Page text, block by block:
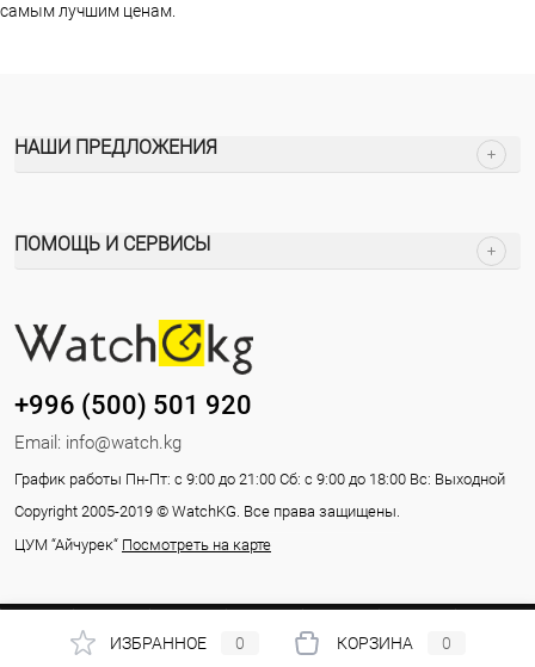
самым лучшим ценам.
НАШИ ПРЕДЛОЖЕНИЯ
ПОМОЩЬ И СЕРВИСЫ
+996 (500) 501 920
Email: info@watch.kg
График работы Пн-Пт: с 9:00 до 21:00 Сб: с 9:00 до 18:00 Вс: Выходной
Copyright 2005-2019 © WatchKG. Все права защищены.
ЦУМ “Айчурек“ Посмотреть на карте
ИЗБРАННОЕ 0 КОРЗИНА 0